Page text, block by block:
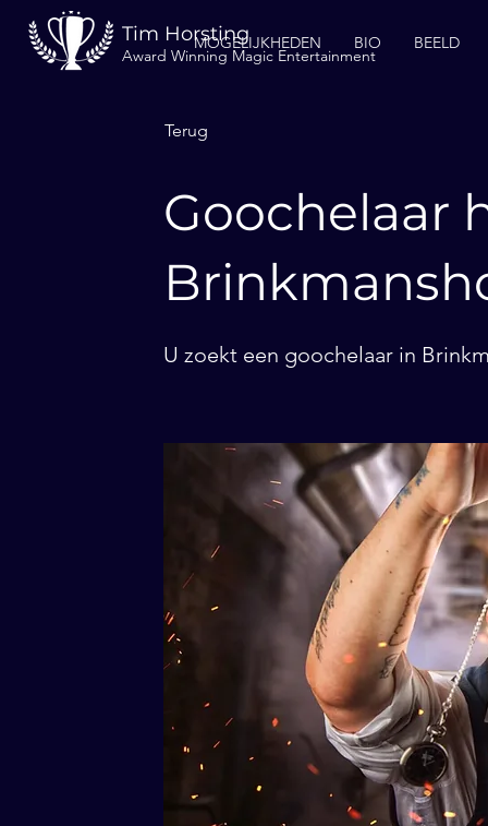
Tim Horsting
Award Winning Magic Entertainment
MOGELIJKHEDEN BIO BEELD
Terug
Goochelaar
U zoekt een goochelaar in